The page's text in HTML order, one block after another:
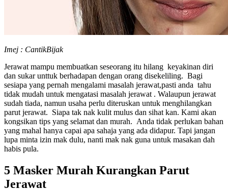
Imej : CantikBijak
Jerawat mampu membuatkan seseorang itu hilang keyakinan diri
dan sukar unttuk berhadapan dengan orang disekeliling. Bagi
sesiapa yang pernah mengalami masalah jerawat,pasti anda tahu
tidak mudah untuk mengatasi masalah jerawat . Walaupun jerawat
sudah tiada, namun usaha perlu diteruskan untuk menghilangkan
parut jerawat. Siapa tak nak kulit mulus dan sihat kan. Kami akan
kongsikan tips yang selamat dan murah. Anda tidak perlukan bahan
yang mahal hanya capai apa sahaja yang ada didapur. Tapi jangan
lupa minta izin mak dulu, nanti mak nak guna untuk masakan dah
habis pula.
5 Masker Murah Kurangkan Parut
Jerawat